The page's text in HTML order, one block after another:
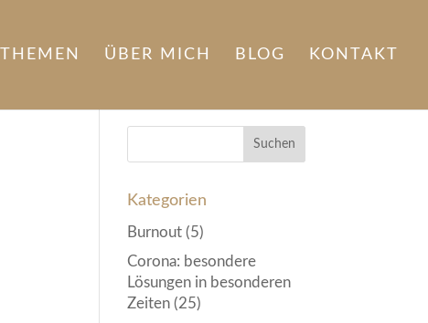
THEMEN ÜBER MICH BLOG KONTAKT
Kategorien
Burnout (5)
Corona: besondere
Lösungen in besonderen
Zeiten (25)